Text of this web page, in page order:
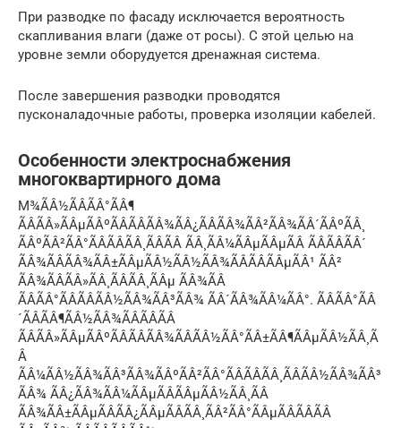
При разводке по фасаду исключается вероятность
скапливания влаги (даже от росы). С этой целью на
уровне земли оборудуется дренажная система.
После завершения разводки проводятся
пусконаладочные работы, проверка изоляции кабелей.
Особенности электроснабжения
многоквартирного дома
М¾ÃÂ½ÃÂÃÂ°ÃÂ¶
ÃÂÃÂ»ÃÂµÃÂºÃÂÃÂÃÂ¾ÃÂ¿ÃÂÃÂ¾ÃÂ²ÃÂ¾ÃÂ´ÃÂºÃÂ¸
ÃÂºÃÂ²ÃÂ°ÃÂÃÂÃÂ¸ÃÂÃÂ ÃÂ¸ÃÂ¼ÃÂµÃÂµÃÂ ÃÂÃÂÃÂ´
ÃÂ¾ÃÂÃÂ¾ÃÂ±ÃÂµÃÂ½ÃÂ½ÃÂ¾ÃÂÃÂÃÂµÃÂ¹ ÃÂ²
ÃÂ¾ÃÂÃÂ»ÃÂ¸ÃÂÃÂ¸ÃÂµ ÃÂ¾ÃÂ
ÃÂÃÂ°ÃÂÃÂÃÂ½ÃÂ¾ÃÂ³ÃÂ¾ ÃÂ´ÃÂ¾ÃÂ¼ÃÂ°. ÃÂÃÂ°ÃÂ
´ÃÂÃÂ¶ÃÂ½ÃÂ¾ÃÂÃÂÃÂ
ÃÂÃÂ»ÃÂµÃÂºÃÂÃÂÃÂ¾ÃÂÃÂ½ÃÂ°ÃÂ±ÃÂ¶ÃÂµÃÂ½ÃÂ¸Ã
Â
ÃÂ¼ÃÂ½ÃÂ¾ÃÂ³ÃÂ¾ÃÂºÃÂ²ÃÂ°ÃÂÃÂÃÂ¸ÃÂÃÂ½ÃÂ¾ÃÂ³
ÃÂ¾ ÃÂ¿ÃÂ¾ÃÂ¼ÃÂµÃÂÃÂµÃÂ½ÃÂ¸ÃÂ
ÃÂ¾ÃÂ±ÃÂµÃÂÃÂ¿ÃÂµÃÂÃÂ¸ÃÂ²ÃÂ°ÃÂµÃÂÃÂÃÂ